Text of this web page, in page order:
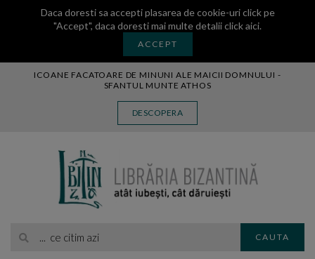
Daca doresti sa accepti plasarea de cookie-uri click pe
"Accept", daca doresti mai multe detaliiclick aici.
ACCEPT
ICOANE FACATOARE DE MINUNI ALE MAICII DOMNULUI -
SFANTUL MUNTE ATHOS
DESCOPERA
CAUTA
MANASTIREA VATOPEDI
BLOG